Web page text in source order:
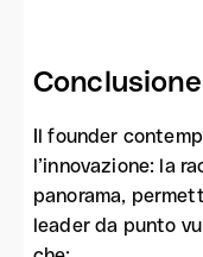
Conclusione
Il founder
l’innovazione: la
panorama,
leader da punto